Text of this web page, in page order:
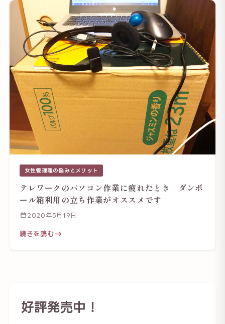
女性管理職の悩みとメリット
テレワークのパソコン作業に疲れたとき ダンボ
ール箱利用の立ち作業がオススメです
2020年5月19日
続きを読む
好評発売中！